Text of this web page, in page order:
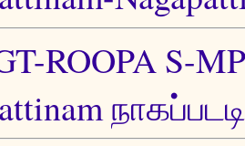
ROOPA S-